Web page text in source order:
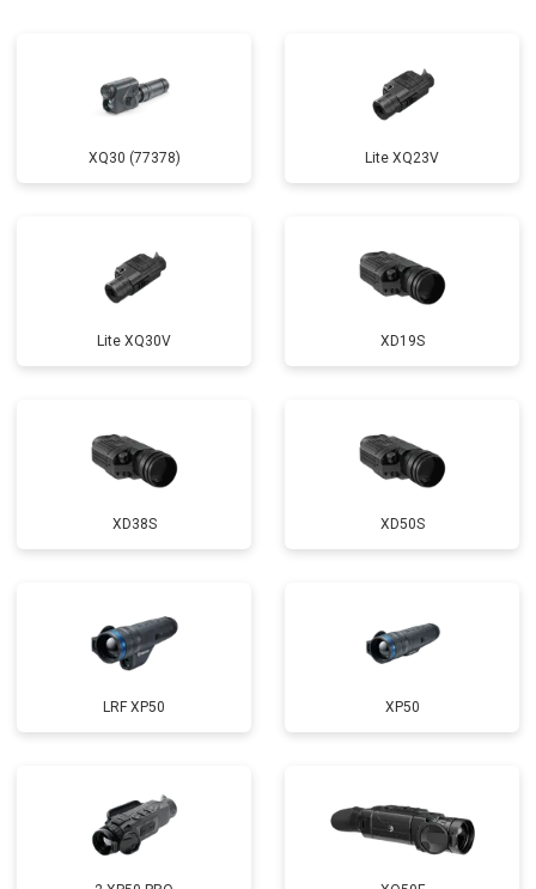
XQ30 (77378) Lite XQ23V
Lite XQ30V XD19S
XD38S XD50S
LRF XP50 XP50